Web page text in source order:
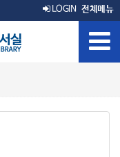
LOGIN 전체메뉴